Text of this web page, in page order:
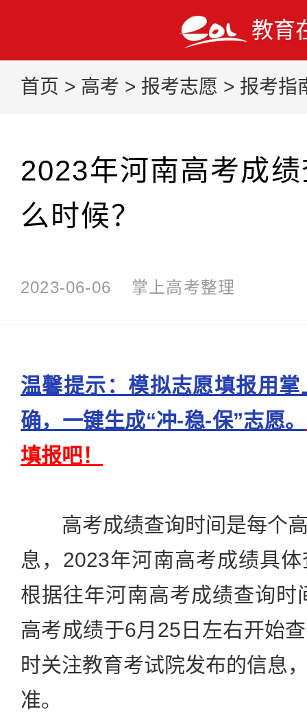
教育
首页 > 高考 > 报考志愿 > 报考指
2023年河南高考成
么时候？
2023-06-06 掌上高考整理
温馨提示：模拟志愿填报用
确，一键生成“冲-稳-保”志愿。
填报吧！
高考成绩查询时间是每个高
息，2023年河南高考成绩具
根据往年河南高考成绩查询时
高考成绩于6月25日左右开始
时关注教育考试院发布的信息
准。